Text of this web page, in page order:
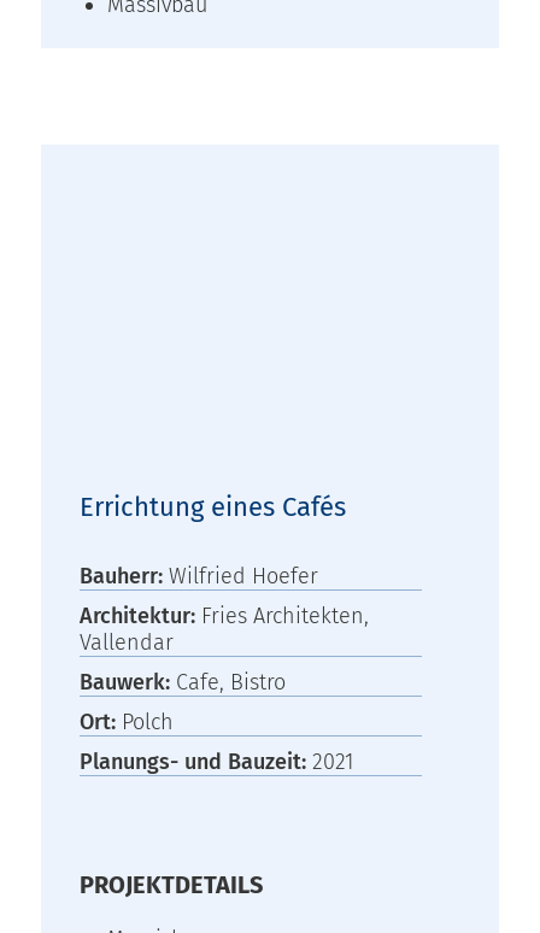
Errichtung eines Cafés
Bauherr:Wilfried Hoefer
Architektur: Fries Architekten,
Vallendar
Bauwerk: Cafe, Bistro
Ort: Polch
Planungs- und Bauzeit:2021
PROJEKTDETAILS